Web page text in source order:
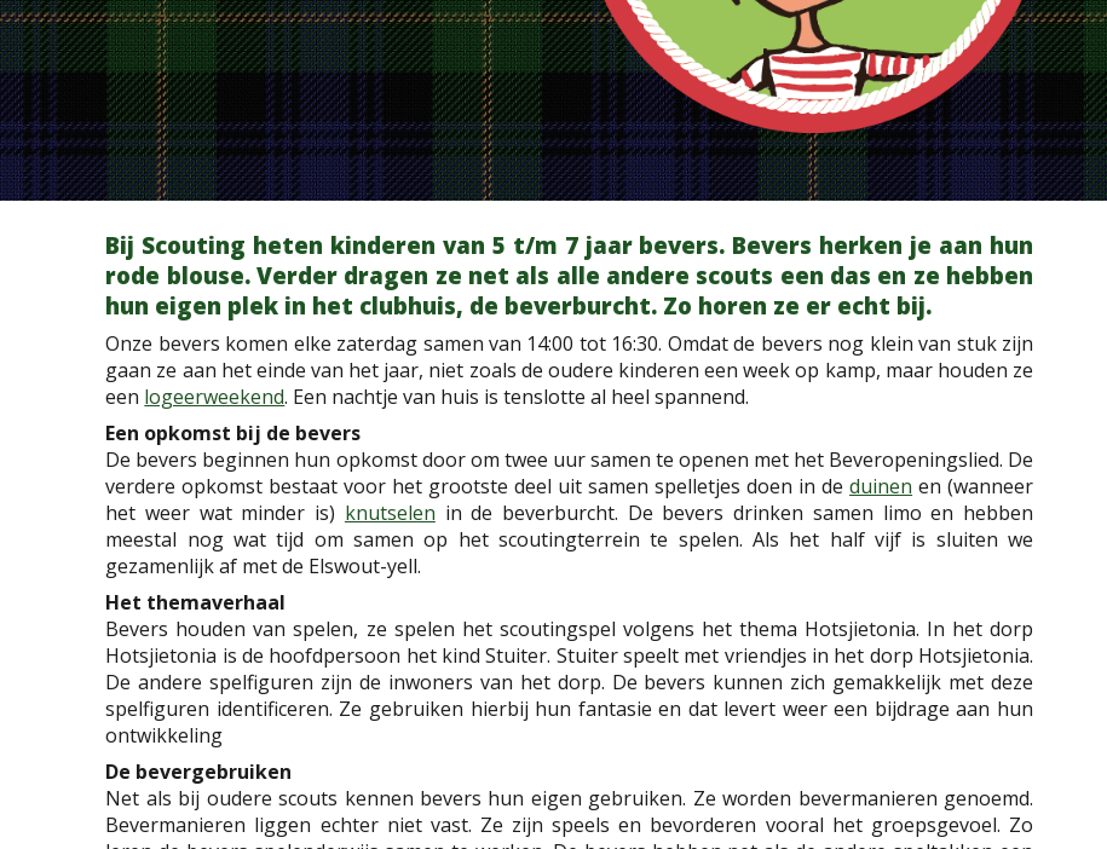
Bij Scouting heten kinderen van 5 t/m 7 jaar bevers. Bevers herken je aan hun
rode blouse. Verder dragen ze net als alle andere scouts een das en ze hebben
hun eigen plek in het clubhuis, de beverburcht. Zo horen ze er echt bij.
Onze bevers komen elke zaterdag samen van 14:00 tot 16:30. Omdat de bevers nog klein van stuk zijn
gaan ze aan het einde van het jaar, niet zoals de oudere kinderen een week op kamp, maar houden ze
een logeerweekend. Een nachtje van huis is tenslotte al heel spannend.
Een opkomst bij de bevers
De bevers beginnen hun opkomst door om twee uur samen te openen met het Beveropeningslied. De
verdere opkomst bestaat voor het grootste deel uit samen spelletjes doen in deduinen en (wanneer
het weer wat minder is) knutselen in de beverburcht. De bevers drinken samen limo en hebben
meestal nog wat tijd om samen op het scoutingterrein te spelen. Als het half vijf is sluiten we
gezamenlijk af met de Elswout-yell.
Het themaverhaal
Bevers houden van spelen, ze spelen het scoutingspel volgens het thema Hotsjietonia. In het dorp
Hotsjietonia is de hoofdpersoon het kind Stuiter. Stuiter speelt met vriendjes in het dorp Hotsjietonia.
De andere spelfiguren zijn de inwoners van het dorp. De bevers kunnen zich gemakkelijk met deze
spelfiguren identificeren. Ze gebruiken hierbij hun fantasie en dat levert weer een bijdrage aan hun
ontwikkeling
De bevergebruiken
Net als bij oudere scouts kennen bevers hun eigen gebruiken. Ze worden bevermanieren genoemd.
Bevermanieren liggen echter niet vast. Ze zijn speels en bevorderen vooral het groepsgevoel. Zo